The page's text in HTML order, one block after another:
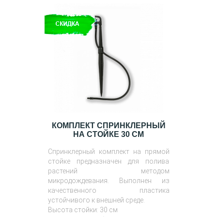
КОМПЛЕКТ СПРИНКЛЕРНЫЙ
НА СТОЙКЕ 30 СМ
Спринклерный комплект на прямой
стойке предназначен для полива
растений методом
микродождевания. Выполнен из
качественного пластика
устойчивого к внешней среде.
Высота стойки: 30 см